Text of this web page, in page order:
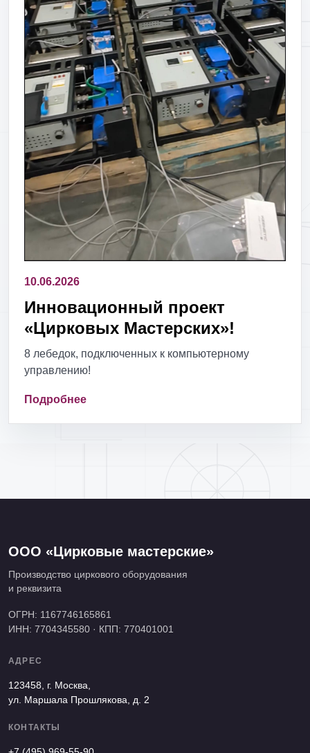
10.06.2026
Инновационный проект
«Цирковых Мастерских»!
8 лебедок, подключенных к компьютерному
управлению!
Подробнее
ООО «Цирковые мастерские»
Производство циркового оборудования
и реквизита
ОГРН: 1167746165861
ИНН: 7704345580 · КПП: 770401001
АДРЕС
123458, г. Москва,
ул. Маршала Прошлякова, д. 2
КОНТАКТЫ